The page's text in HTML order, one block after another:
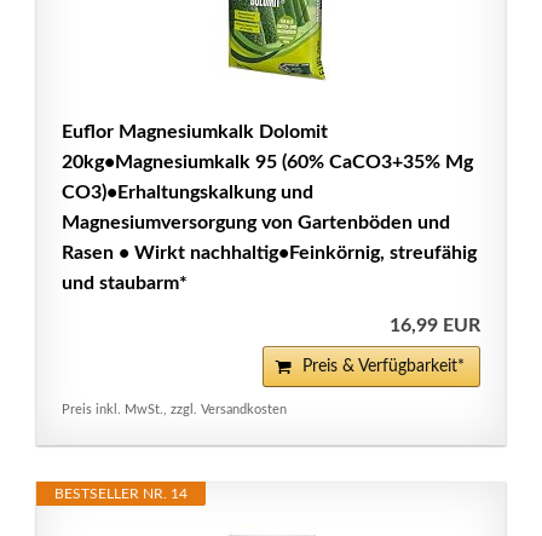
Euflor Magnesiumkalk Dolomit
20kg•Magnesiumkalk 95 (60% CaCO3+35% Mg
CO3)•Erhaltungskalkung und
Magnesiumversorgung von Gartenböden und
Rasen • Wirkt nachhaltig•Feinkörnig, streufähig
und staubarm*
16,99 EUR
Preis & Verfügbarkeit*
Preis inkl. MwSt., zzgl. Versandkosten
BESTSELLER NR. 14